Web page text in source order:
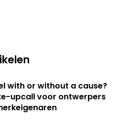
with or without a cause?
upcall voor ontwerpers